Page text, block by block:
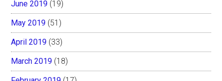
June 2019 (19)
May 2019 (51)
April 2019 (33)
March 2019 (18)